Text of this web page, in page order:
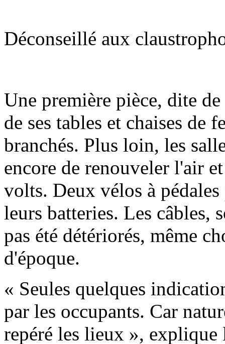
Déconseillé aux
Une première pièce, dite
de ses tables et chaises de
branchés. Plus loin, les
encore de renouveler l'air
volts. Deux vélos à
leurs batteries. Les câbles,
pas été détériorés, même
d'époque.
« Seules quelques
par les occupants. Car
repéré les lieux »,